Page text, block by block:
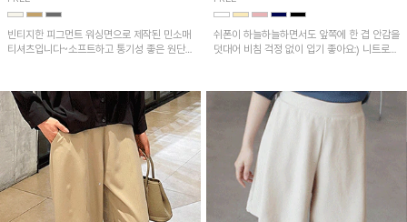
빈티지한 피그먼트 워싱면으로 제작된 민소매
티셔츠입니다~소프트하고 통기성 좋은 원단
쉬폰이 하늘하늘하면서도 앞쪽에 한 겹 안감을
덧대어 비침 걱정 없이 입기 좋아요:) 니트로